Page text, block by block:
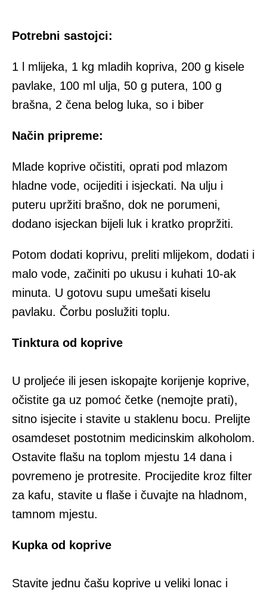
Potrebni sastojci:
1 l mlijeka, 1 kg mladih kopriva, 200 g kisele
pavlake, 100 ml ulja, 50 g putera, 100 g
brašna, 2 čena belog luka, so i biber
Način pripreme:
Mlade koprive očistiti, oprati pod mlazom
hladne vode, ocijediti i isjeckati. Na ulju i
puteru upržiti brašno, dok ne porumeni,
dodano isjeckan bijeli luk i kratko propržiti.
Potom dodati koprivu, preliti mlijekom, dodati i
malo vode, začiniti po ukusu i kuhati 10-ak
minuta. U gotovu supu umešati kiselu
pavlaku. Čorbu poslužiti toplu.
Tinktura od koprive
U proljeće ili jesen iskopajte korijenje koprive,
očistite ga uz pomoć četke (nemojte prati),
sitno isjecite i stavite u staklenu bocu. Prelijte
osamdeset postotnim medicinskim alkoholom.
Ostavite flašu na toplom mjestu 14 dana i
povremeno je protresite. Procijedite kroz filter
za kafu, stavite u flaše i čuvajte na hladnom,
tamnom mjestu.
Kupka od koprive
Stavite jednu čašu koprive u veliki lonac i